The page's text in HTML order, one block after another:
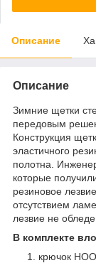
Описание
Описание
Зимние щетки
передовым
Конструкция
эластичного
полотна.
которые
резиновое
отсутствием
лезвие не
В комплекте
крючок